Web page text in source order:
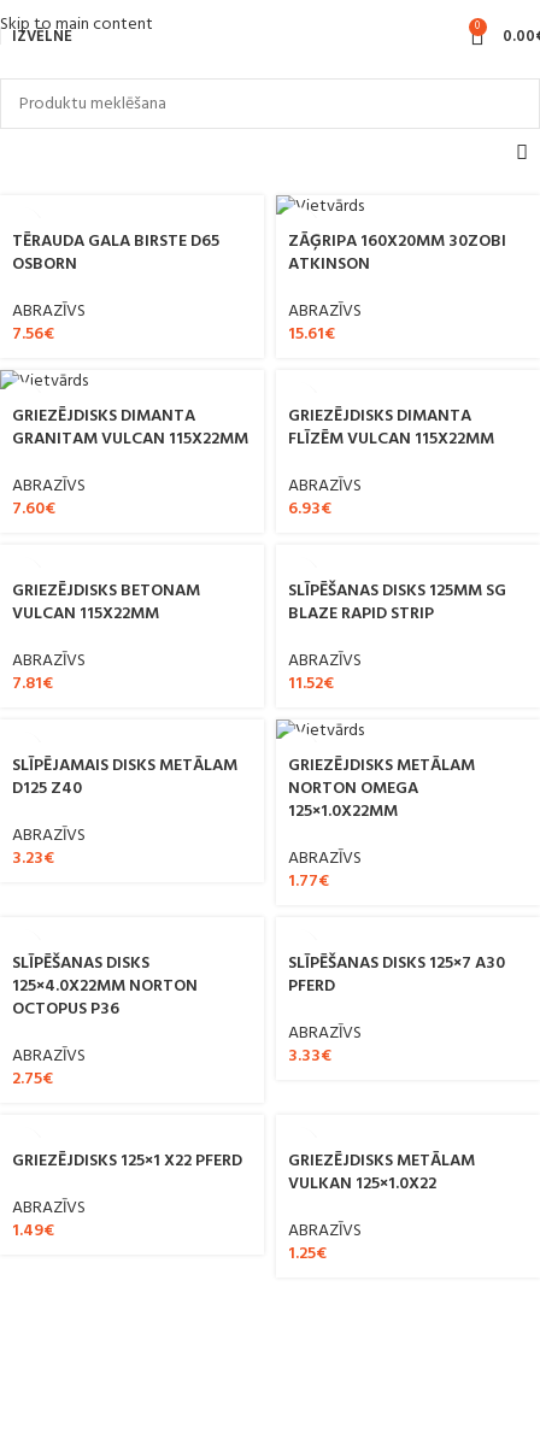
Skip to main content
IZVĒLNE 0 0.00
TĒRAUDA GALA BIRSTE D65
OSBORN
ABRAZĪVS
7.56€
ZĀĢRIPA 160X20MM 30ZOBI
ATKINSON
ABRAZĪVS
15.61€
GRIEZĒJDISKS DIMANTA
GRANITAM VULCAN 115X22MM
ABRAZĪVS
7.60€
GRIEZĒJDISKS DIMANTA
FLĪZĒM VULCAN 115X22MM
ABRAZĪVS
6.93€
GRIEZĒJDISKS BETONAM
VULCAN 115X22MM
ABRAZĪVS
7.81€
SLĪPĒŠANAS DISKS 125MM SG
BLAZE RAPID STRIP
ABRAZĪVS
11.52€
SLĪPĒJAMAIS DISKS METĀLAM
D125 Z40
ABRAZĪVS
3.23€
GRIEZĒJDISKS METĀLAM
NORTON OMEGA
125×1.0X22MM
ABRAZĪVS
1.77€
SLĪPĒŠANAS DISKS
125×4.0X22MM NORTON
OCTOPUS P36
ABRAZĪVS
2.75€
SLĪPĒŠANAS DISKS 125×7 A30
PFERD
ABRAZĪVS
3.33€
GRIEZĒJDISKS 125×1 X22 PFERD
ABRAZĪVS
1.49€
GRIEZĒJDISKS METĀLAM
VULKAN 125×1.0X22
ABRAZĪVS
1.25€